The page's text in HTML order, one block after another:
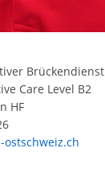
Brückendienst
Care Level B2
HF